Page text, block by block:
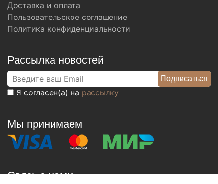
Доставка и оплата
Пользовательское соглашение
Политика конфиденциальности
Рассылка новостей
Я согласен(а) на рассылку
Мы принимаем
Связь с нами